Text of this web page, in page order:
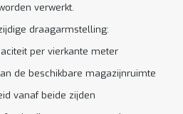
verwerkt.
draagarmstelling:
per vierkante meter
de beschikbare magazijnruimte
vanaf beide zijden